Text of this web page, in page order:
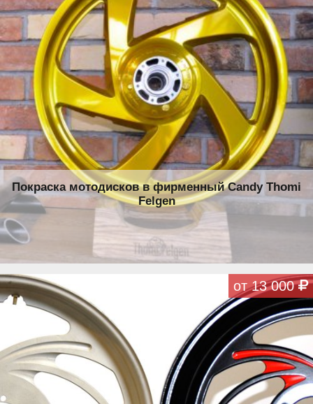
Покраска мотодисков в фирменный Candy Thomi
Felgen
от 13 000